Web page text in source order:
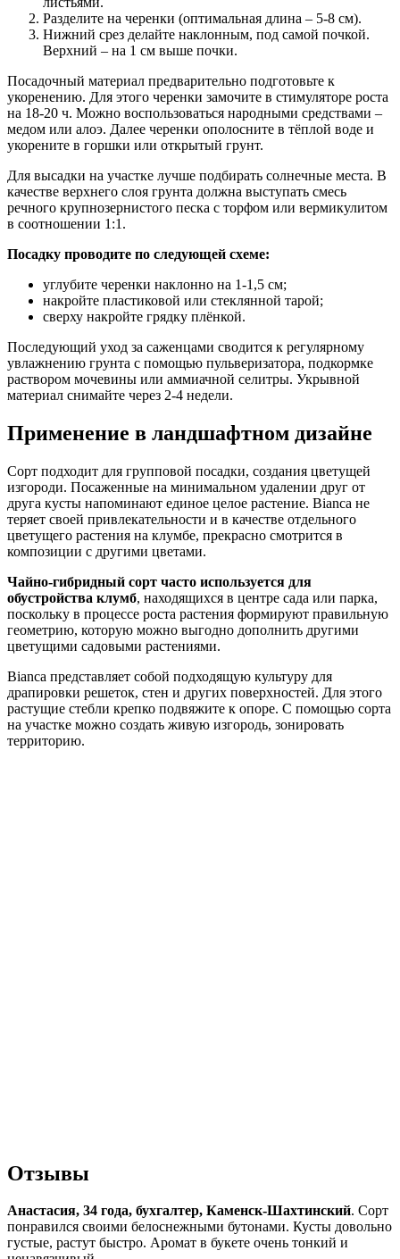
Разделите на черенки (оптимальная длина – 5-8 см).
Нижний срез делайте наклонным, под самой почкой.
Верхний – на 1 см выше почки.
Посадочный материал предварительно подготовьте к
укоренению. Для этого черенки замочите в стимуляторе роста
на 18-20 ч. Можно воспользоваться народными средствами –
медом или алоэ. Далее черенки ополосните в тёплой воде и
укорените в горшки или открытый грунт.
Для высадки на участке лучше подбирать солнечные места. В
качестве верхнего слоя грунта должна выступать смесь
речного крупнозернистого песка с торфом или вермикулитом
в соотношении 1:1.
Посадку проводите по следующей схеме:
углубите черенки наклонно на 1-1,5 см;
накройте пластиковой или стеклянной тарой;
сверху накройте грядку плёнкой.
Последующий уход за саженцами сводится к регулярному
увлажнению грунта с помощью пульверизатора, подкормке
раствором мочевины или аммиачной селитры. Укрывной
материал снимайте через 2-4 недели.
Применение в ландшафтном дизайне
Сорт подходит для групповой посадки, создания цветущей
изгороди. Посаженные на минимальном удалении друг от
друга кусты напоминают единое целое растение. Bianca не
теряет своей привлекательности и в качестве отдельного
цветущего растения на клумбе, прекрасно смотрится в
композиции с другими цветами.
Чайно-гибридный сорт часто используется для
обустройства клумб, находящихся в центре сада или парка,
поскольку в процессе роста растения формируют правильную
геометрию, которую можно выгодно дополнить другими
цветущими садовыми растениями.
Bianca представляет собой подходящую культуру для
драпировки решеток, стен и других поверхностей. Для этого
растущие стебли крепко подвяжите к опоре. С помощью сорта
на участке можно создать живую изгородь, зонировать
территорию.
Отзывы
Анастасия, 34 года, бухгалтер, Каменск-Шахтинский. Сорт
понравился своими белоснежными бутонами. Кусты довольно
густые, растут быстро. Аромат в букете очень тонкий и